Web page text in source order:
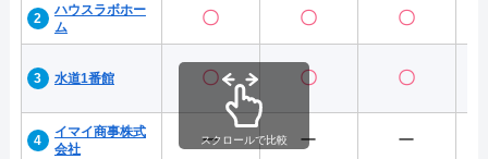
ハウスラボホー
ム
〇 〇 〇
水道1番館 〇 〇 〇
イマイ商事株式
会社
ー ー ー
スクロールで比較